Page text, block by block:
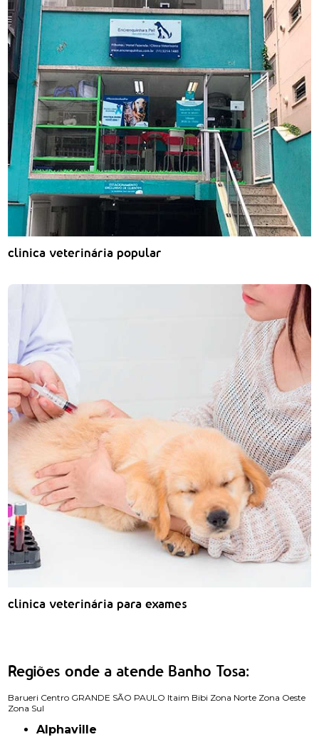
clinica veterinária popular
clinica veterinária para exames
Regiões onde a atende Banho Tosa:
Barueri Centro GRANDE SÃO PAULO Itaim Bibi Zona Norte Zona Oeste
Zona Sul
Alphaville